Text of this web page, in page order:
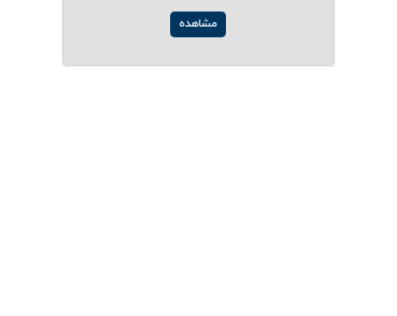
مشاهده